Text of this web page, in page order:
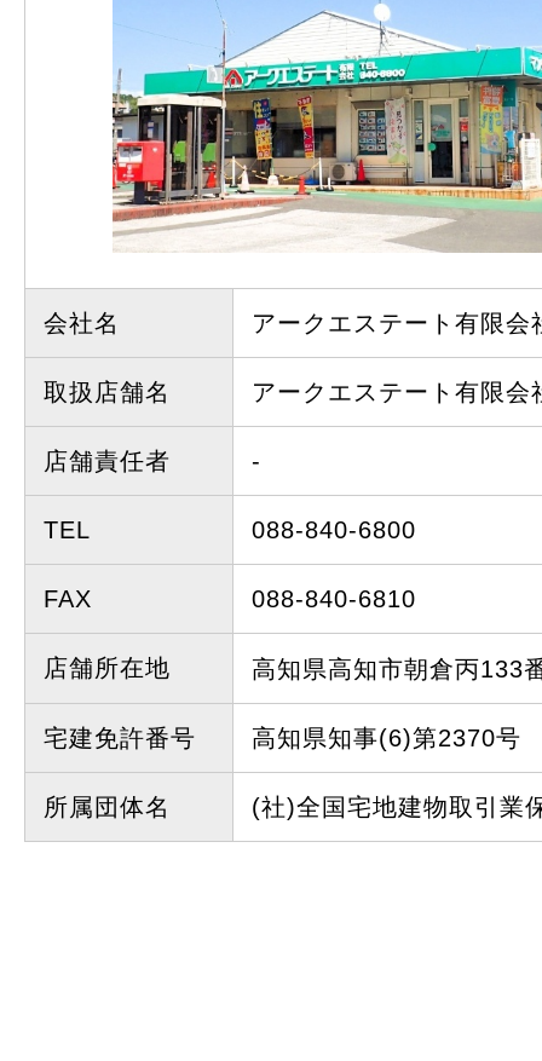
会社名 アークエステート有限会
取扱店舗名 アークエステート有限会
店舗責任者 -
TEL 088-840-6800
FAX 088-840-6810
店舗所在地 高知県高知市朝倉丙
宅建免許番号 高知県知事(6)第2370号
所属団体名 (社)全国宅地建物取引業